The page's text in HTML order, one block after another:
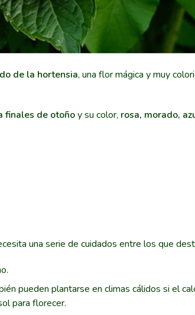
de la hortensia, una flor mágica y muy
finales de otoñoy su color, rosa, morado,
una serie de cuidados entre los que
pueden plantarse en climas cálidos si el
para florecer.